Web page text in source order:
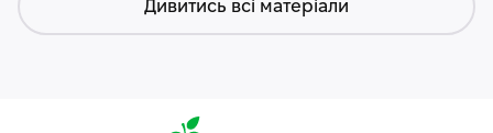
Дивитись всі матеріали